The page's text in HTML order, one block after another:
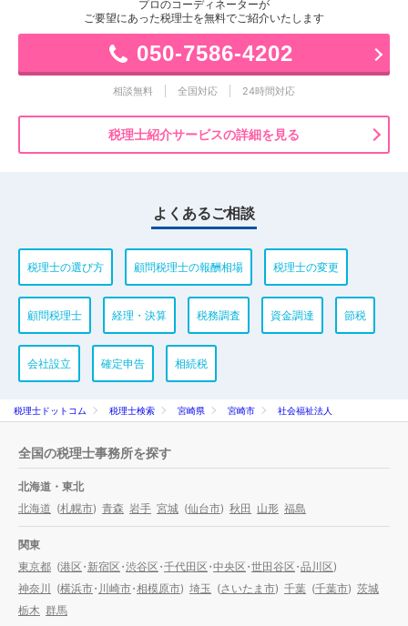
プロのコーディネーターが
ご要望にあった税理士を無料でご紹介いたします
050-7586-4202
相談無料 全国対応 24時間対応
税理士紹介サービスの詳細を見る
よくあるご相談
税理士の選び方 顧問税理士の報酬相場 税理士の変更
顧問税理士 経理・決算 税務調査 資金調達 節税
会社設立 確定申告 相続税
税理士ドットコム 税理士検索 宮崎県 宮崎市 社会福祉法人
全国の税理士事務所を探す
北海道・東北
北海道 (札幌市) 青森 岩手 宮城 (仙台市) 秋田 山形 福島
関東
東京都 (港区・新宿区・渋谷区・千代田区・中央区・世田谷区・品川区)
神奈川
(横浜市・川崎市・相模原市) 埼玉 (さいたま市) 千葉 (千葉市) 茨城
栃木 群馬